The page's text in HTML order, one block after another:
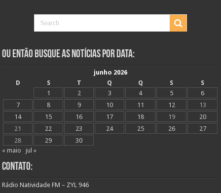
Ou Então Busque as Notícias Por Data:
junho 2026
D
S T Q Q S
S
1
2 3 4 5
6
7
8 9 10 11 12
13
14
15 16 17 18 19
20
21
22 23 24 25 26
27
28
29
30
« maio
jul »
Contato:
Rádio Natividade FM – ZYL 946